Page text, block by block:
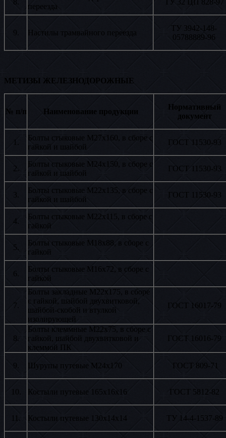
переезда
9. Настилы трамвайного переезда
ТУ 3942-148-
05788889-96
МЕТИЗЫ ЖЕЛЕЗНОДОРОЖНЫЕ
№ п/п Наименование продукции
Нормативный
документ
1.
Болты стыковые М27х160, в сборе с
гайкой и шайбой
ГОСТ 11530-93
2.
Болты стыковые М24х150, в сборе с
гайкой и шайбой
ГОСТ 11530-93
3.
Болты стыковые М22х135, в сборе с
гайкой и шайбой
ГОСТ 11530-93
4.
Болты стыковые М22х115, в сборе с
гайкой
5.
Болты стыковые М18х88, в сборе с
гайкой
6.
Болты стыковые М16х72, в сборе с
гайкой
7.
Болты закладные М22х175, в сборе
с гайкой, шайбой двухвитковой,
шайбой-скобой и втулкой
изолирующей
ГОСТ 16017-79
8.
Болты клеммные М22х75, в сборе с
гайкой, шайбой двухвитковой и
клеммой ПК
ГОСТ 16016-79
9. Шурупы путевые М24х170 ГОСТ 809-71
10. Костыли путевые 165х16х16 ГОСТ 5812-82
Костыли путевые 130х14х14 ТУ 14-4-1537-89